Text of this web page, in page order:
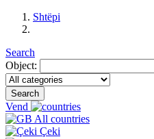
Shtëpi
Search
Object:
Search
Vend
All countries
Çeki